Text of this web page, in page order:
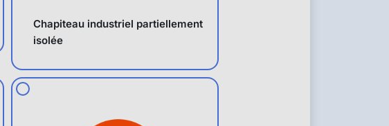
Chapiteau industriel partiellement
isolée